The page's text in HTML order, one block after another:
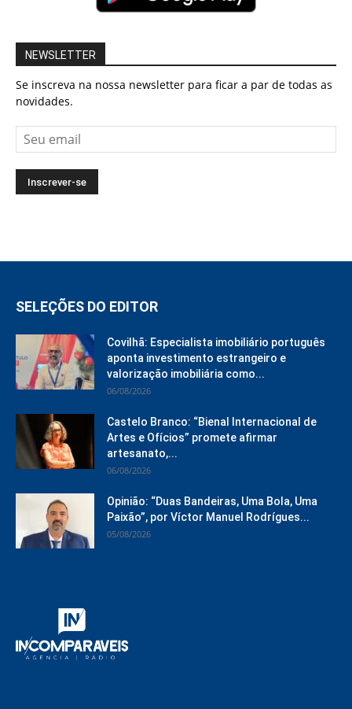
NEWSLETTER
Se inscreva na nossa newsletter para ficar a par de todas as
novidades.
SELEÇÕES DO EDITOR
Covilhã: Especialista imobiliário português
aponta investimento estrangeiro e
valorização imobiliária como...
06/08/2026
Castelo Branco: “Bienal Internacional de
Artes e Ofícios” promete afirmar
artesanato,...
06/08/2026
Opinião: “Duas Bandeiras, Uma Bola, Uma
Paixão”, por Víctor Manuel Rodrígues...
05/08/2026